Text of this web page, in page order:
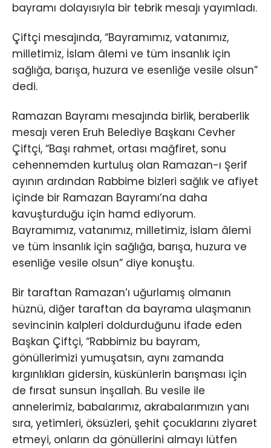
bayramı dolayısıyla bir tebrik mesajı yayımladı.
Çiftçi mesajında, “Bayramımız, vatanımız,
milletimiz, İslam âlemi ve tüm insanlık için
sağlığa, barışa, huzura ve esenliğe vesile olsun”
dedi.
Ramazan Bayramı mesajında birlik, beraberlik
mesajı veren Eruh Belediye Başkanı Cevher
Çiftçi, “Başı rahmet, ortası mağfiret, sonu
cehennemden kurtuluş olan Ramazan-ı Şerif
ayının ardından Rabbime bizleri sağlık ve afiyet
içinde bir Ramazan Bayramı’na daha
kavuşturduğu için hamd ediyorum.
Bayramımız, vatanımız, milletimiz, İslam âlemi
ve tüm insanlık için sağlığa, barışa, huzura ve
esenliğe vesile olsun” diye konuştu.
Bir taraftan Ramazan’ı uğurlamış olmanın
hüznü, diğer taraftan da bayrama ulaşmanın
sevincinin kalpleri doldurduğunu ifade eden
Başkan Çiftçi, “Rabbimiz bu bayram,
gönüllerimizi yumuşatsın, aynı zamanda
kırgınlıkları gidersin, küskünlerin barışması için
de fırsat sunsun inşallah. Bu vesile ile
annelerimiz, babalarımız, akrabalarımızın yanı
sıra, yetimleri, öksüzleri, şehit çocuklarını ziyaret
etmeyi, onların da gönüllerini almayı lütfen